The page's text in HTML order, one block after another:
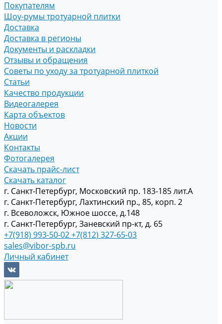
Покупателям
Шоу-румы тротуарной плитки
Доставка
Доставка в регионы
Документы и раскладки
Отзывы и обращения
Советы по уходу за тротуарной плиткой
Статьи
Качество продукции
Видеогалерея
Карта объектов
Новости
Акции
Контакты
Фотогалерея
Скачать прайс-лист
Скачать каталог
г. Санкт-Петербург, Московский пр. 183-185 лит.А
г. Санкт-Петербург, Лахтинский пр., 85, корп. 2
г. Всеволожск, Южное шоссе, д.148
г. Санкт-Петербург, Заневский пр-кт, д. 65
+7(918) 993-50-02+7(812) 327-65-03
sales@vibor-spb.ru
Личный кабинет